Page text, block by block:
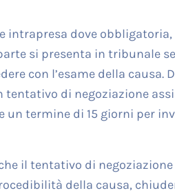
intrapresa dove
si presenta in tribunale
con l’esame della causa.
tentativo di negoziazione
un termine di 15 giorni per
il tentativo di
della causa,